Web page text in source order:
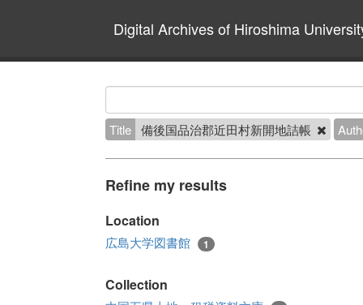
Digital Archives of Hiroshima
Title 備後国品治郡近田村新開地詰帳
Refine my results
Location
広島大学図書館 1
Collection